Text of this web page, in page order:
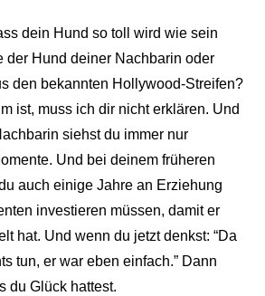
dein Hund so toll wird wie sein
der Hund deiner Nachbarin oder
den bekannten Hollywood-Streifen?
ist, muss ich dir nicht erklären. Und
siehst du immer nur
Und bei deinem früheren
auch einige Jahre an Erziehung
investieren müssen, damit er
hat. Und wenn du jetzt denkst: “Da
tun, er war eben einfach.” Dann
du Glück hattest.